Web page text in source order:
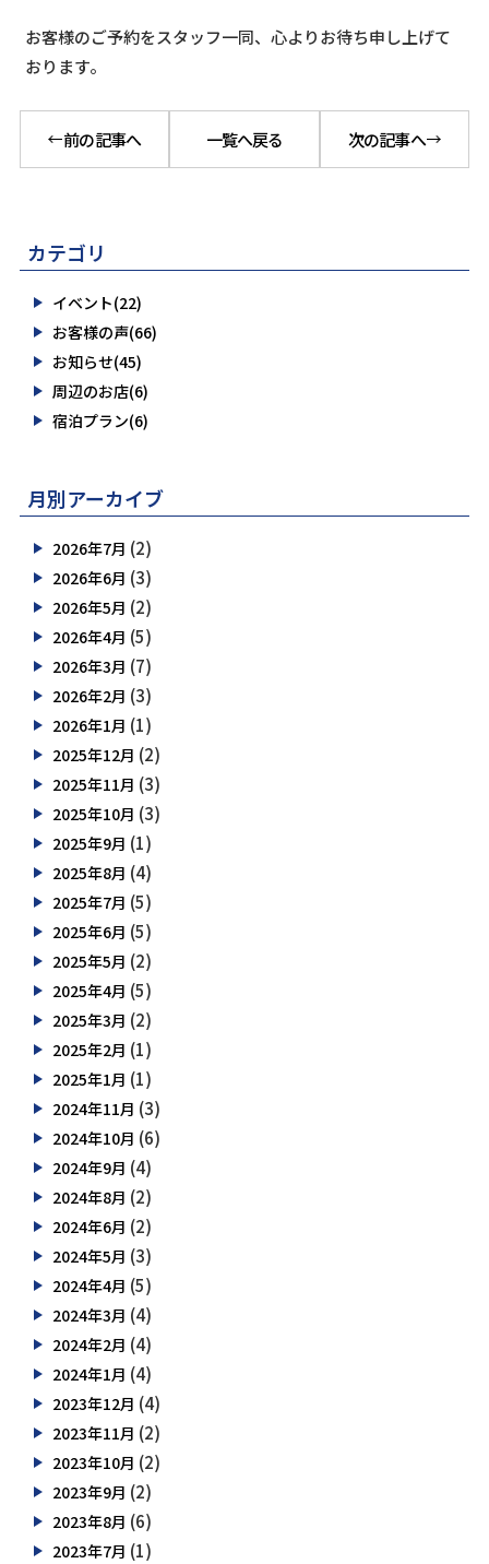
お客様のご予約をスタッフ一同、心よりお待ち申し上げて
おります。
前の記事へ 一覧へ戻る 次の記事へ
カテゴリ
イベント(22)
お客様の声(66)
お知らせ(45)
周辺のお店(6)
宿泊プラン(6)
月別アーカイブ
2026年7月 (2)
2026年6月 (3)
2026年5月 (2)
2026年4月 (5)
2026年3月 (7)
2026年2月 (3)
2026年1月 (1)
2025年12月 (2)
2025年11月 (3)
2025年10月 (3)
2025年9月 (1)
2025年8月 (4)
2025年7月 (5)
2025年6月 (5)
2025年5月 (2)
2025年4月 (5)
2025年3月 (2)
2025年2月 (1)
2025年1月 (1)
2024年11月 (3)
2024年10月 (6)
2024年9月 (4)
2024年8月 (2)
2024年6月 (2)
2024年5月 (3)
2024年4月 (5)
2024年3月 (4)
2024年2月 (4)
2024年1月 (4)
2023年12月 (4)
2023年11月 (2)
2023年10月 (2)
2023年9月 (2)
2023年8月 (6)
2023年7月 (1)